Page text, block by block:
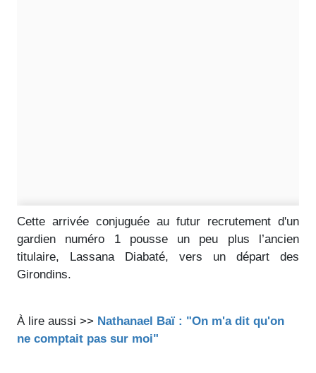
Cette arrivée conjuguée au futur recrutement d'un
gardien numéro 1 pousse un peu plus l’ancien
titulaire, Lassana Diabaté, vers un départ des
Girondins.
À lire aussi >> Nathanael Baï : "On m'a dit qu'on
ne comptait pas sur moi"